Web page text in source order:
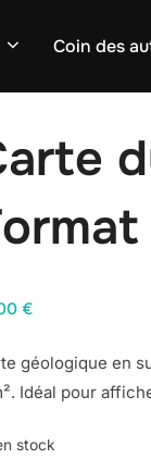
Coin des
€
géologique en
Idéal pour
stock